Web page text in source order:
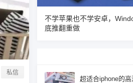
私信
不学苹果也不学安卓，
底推翻重做
超适合iphone的